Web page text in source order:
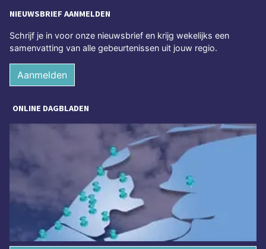
NIEUWSBRIEF AANMELDEN
Schrijf je in voor onze nieuwsbrief en krijg wekelijks een
samenvatting van alle gebeurtenissen uit jouw regio.
Aanmelden
ONLINE DAGBLADEN